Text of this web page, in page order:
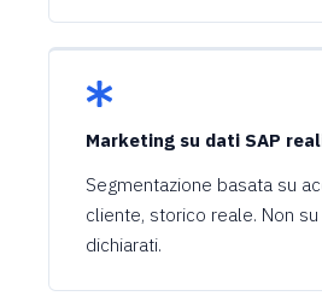
Marketing su dati SAP
Segmentazione basata su
cliente, storico reale. Non
dichiarati.